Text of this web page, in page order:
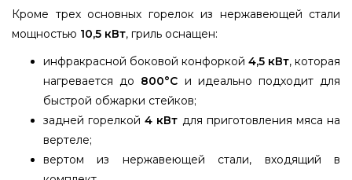
Кроме трех основных горелок из нержавеющей стали
мощностью 10,5 кВт, гриль оснащен:
инфракрасной боковой конфоркой 4,5 кВт, которая
нагревается до 800°C и идеально подходит для
быстрой обжарки стейков;
задней горелкой4 кВт для приготовления мяса на
вертеле;
вертом из нержавеющей стали, входящий в